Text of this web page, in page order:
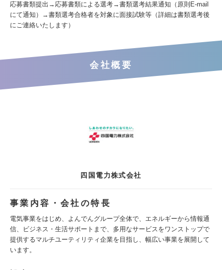
応募書類提出→応募書類による選考→書類選考結果通知（原則E-mail
にて通知）→書類選考合格者を対象に面接試験等（詳細は書類選考後
にご連絡いたします）
会社概要
四国電力株式会社
事業内容・会社の特長
電気事業をはじめ、よんでんグループ全体で、エネルギーから情報通
信、ビジネス・生活サポートまで、多用なサービスをワンストップで
提供するマルチユーティリティ企業を目指し、幅広い事業を展開して
います。